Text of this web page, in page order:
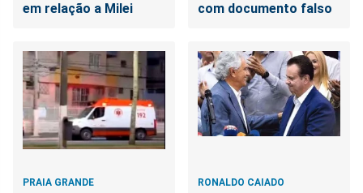
em relação a Milei
com documento falso
PRAIA GRANDE RONALDO CAIADO